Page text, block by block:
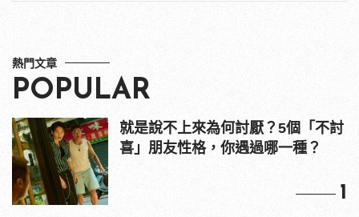
熱門文章
POPULAR
就是說不上來為何討厭？5個「不討
喜」朋友性格，你遇過哪一種？
1